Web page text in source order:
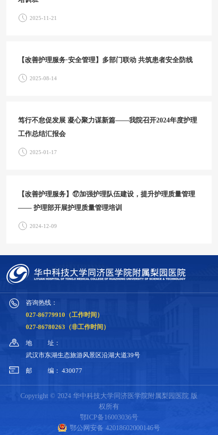
2025-11-21
【改善护理服务·安全管理】多部门联动 共筑患者安全防线
2025-08-14
笃行不怠促发展 凝心聚力谋新篇——我院召开2024年度护理
工作总结汇报会
2025-01-17
【改善护理服务】⑰加强护理队伍建设，提升护理质量管理
—— 护理部开展护理质量管理培训
2024-12-09
咨询热线：
027-86779910（工作时间）
027-86780263（非工作时间）
地
址：
武汉市东湖生态旅游风景区沿湖大道39号
邮 编： 430077
Copyright © 2024 华中科技大学同济医学院附属梨园医院 版
权所有
鄂ICP备16003036号
鄂公网安备 42018602000146号